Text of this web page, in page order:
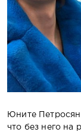
Юните
что без него на